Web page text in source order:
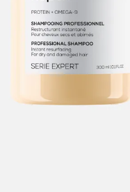
po 5 aplikacích